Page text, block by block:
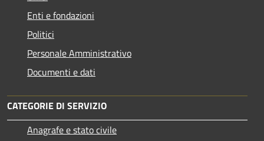
Enti e fondazioni
Politici
Personale Amministrativo
Documenti e dati
CATEGORIE DI SERVIZIO
Anagrafe e stato civile